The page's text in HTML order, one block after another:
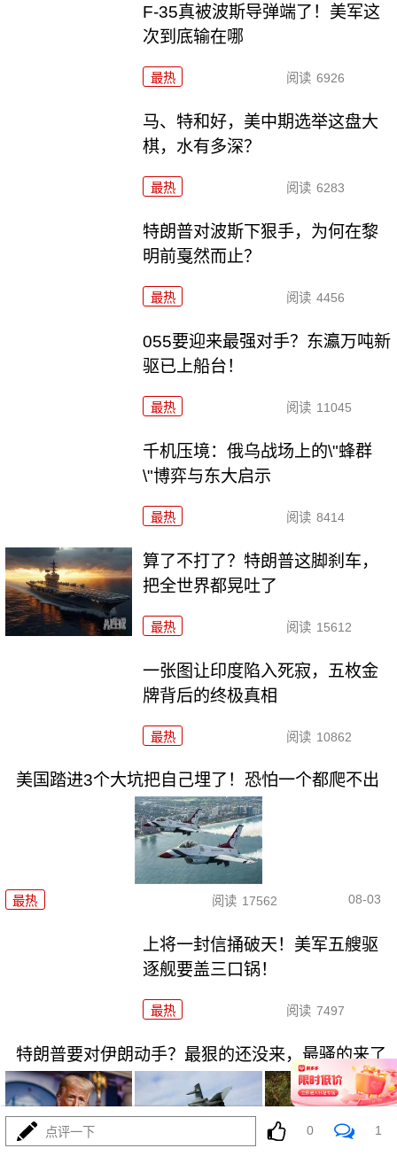
F-35真被波斯导弹端了！美军这
次到底输在哪
最热 阅读 6926
马、特和好，美中期选举这盘大
棋，水有多深？
最热 阅读 6283
特朗普对波斯下狠手，为何在黎
明前戛然而止？
最热 阅读 4456
055要迎来最强对手？东瀛万吨新
驱已上船台！
最热 阅读 11045
千机压境：俄乌战场上的\"蜂群
\"博弈与东大启示
最热 阅读 8414
算了不打了？特朗普这脚刹车，
把全世界都晃吐了
最热 阅读 15612
一张图让印度陷入死寂，五枚金
牌背后的终极真相
最热 阅读 10862
美国踏进3个大坑把自己埋了！恐怕一个都爬不出
最热 阅读 17562 08-03
上将一封信捅破天！美军五艘驱
逐舰要盖三口锅！
最热 阅读 7497
特朗普要对伊朗动手？最狠的还没来，最骚的来了
点评一下 0 1